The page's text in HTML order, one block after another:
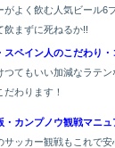
がよく飲む人気ビール6
飲まずに死ねるか!!
スペイン人のこだわり・
つてもいい加減なラテン
だわります ！
・カンプノウ観戦マニュ
サッカー観戦もこれで